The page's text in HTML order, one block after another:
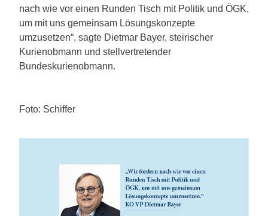
nach wie vor einen Runden Tisch mit Politik und ÖGK,
um mit uns gemeinsam Lösungskonzepte
umzusetzen“, sagte Dietmar Bayer, steirischer
Kurienobmann und stellvertretender
Bundeskurienobmann.
Foto: Schiffer